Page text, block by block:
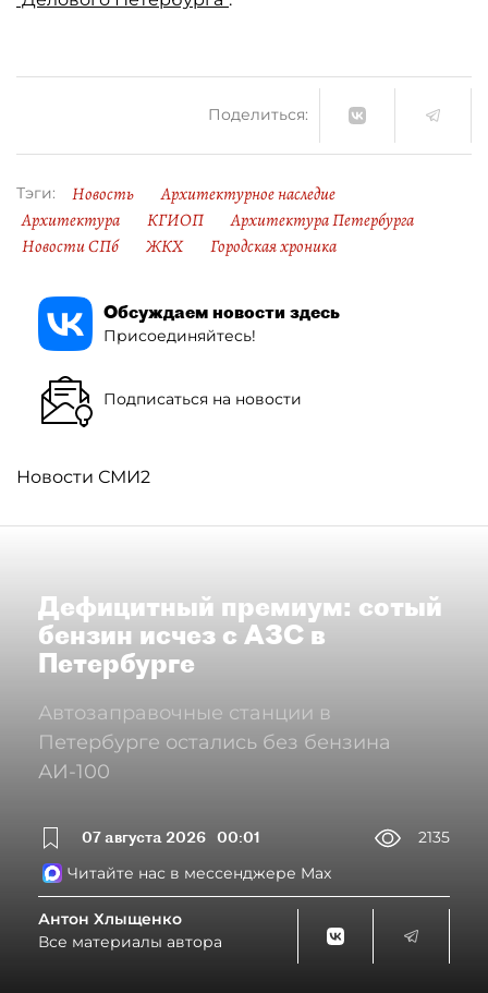
Поделиться:
Тэги: Новость
Архитектурное наследие
Архитектура
КГИОП
Архитектура Петербурга
Новости СПб
ЖКХ Городская хроника
Обсуждаем новости здесь
Присоединяйтесь!
Подписаться на новости
Новости СМИ2
Дефицитный премиум: сотый
бензин исчез с АЗС в
Петербурге
Автозаправочные станции в
Петербурге остались без бензина
АИ-100
07 августа 2026 00:01
2135
Читайте нас в мессенджере Max
Антон Хлыщенко
Все материалы автора